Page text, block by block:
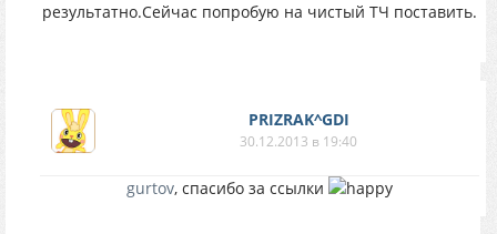
результатно.Сейчас попробую на чистый ТЧ поставить.
PRIZRAK^GDI
30.12.2013 в 19:40
gurtov, спасибо за ссылки